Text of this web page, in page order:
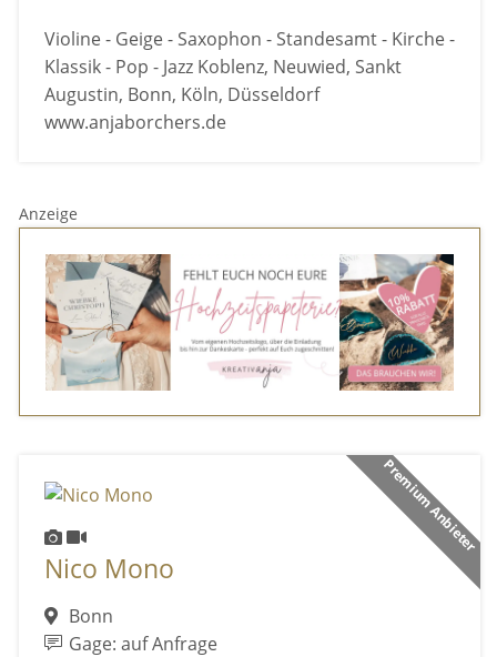
Violine - Geige - Saxophon - Standesamt - Kirche -
Klassik - Pop - Jazz Koblenz, Neuwied, Sankt
Augustin, Bonn, Köln, Düsseldorf
www.anjaborchers.de
Anzeige
Premium Anbieter
Nico Mono
Bonn
Gage: auf Anfrage